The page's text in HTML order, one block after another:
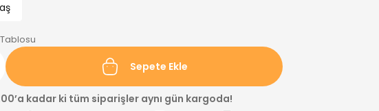
Sepete Ekle
kadar ki tüm siparişler aynı gün kargoda!